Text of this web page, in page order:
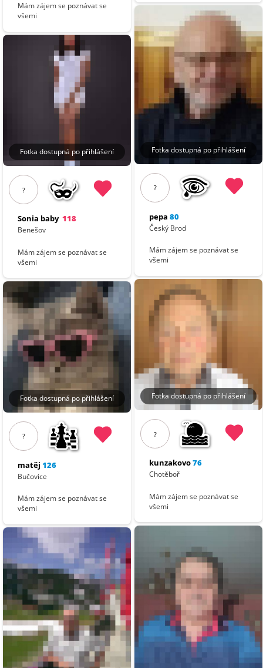
Mám zájem se poznávat se
všemi
Fotka dostupná po přihlášení
?
Sonia baby 118
Benešov
Mám zájem se poznávat se
všemi
Fotka dostupná po přihlášení
?
matěj 126
Bučovice
Mám zájem se poznávat se
všemi
Fotka dostupná po přihlášení
?
pepa 80
Český Brod
Mám zájem se poznávat se
všemi
Fotka dostupná po přihlášení
?
kunzakovo76
Chotěboř
Mám zájem se poznávat se
všemi